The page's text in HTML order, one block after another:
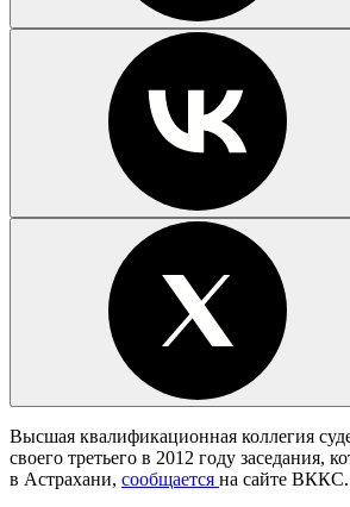
Высшая квалификационная коллегия
своего третьего в 2012 году заседания,
в Астрахани, сообщается на сайте ВККС.